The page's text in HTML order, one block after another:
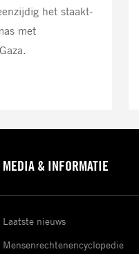
het staakt-
met
MEDIA & INFORMATIE
Laatste nieuws
Mensenrechtenencyclopedie